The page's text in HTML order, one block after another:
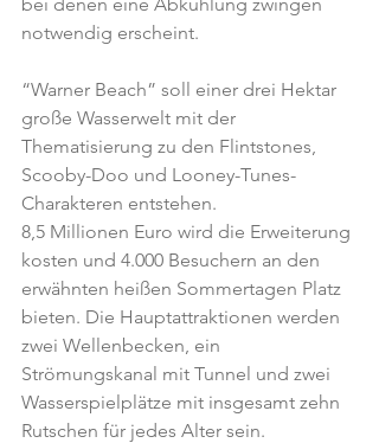
notwendig erscheint.
“Warner Beach” soll einer drei Hektar
große Wasserwelt mit der
Thematisierung zu den Flintstones,
Scooby-Doo und Looney-Tunes-
Charakteren entstehen.
8,5 Millionen Euro wird die Erweiterung
kosten und 4.000 Besuchern an den
erwähnten heißen Sommertagen Platz
bieten. Die Hauptattraktionen werden
zwei Wellenbecken, ein
Strömungskanal mit Tunnel und zwei
Wasserspielplätze mit insgesamt zehn
Rutschen für jedes Alter sein.